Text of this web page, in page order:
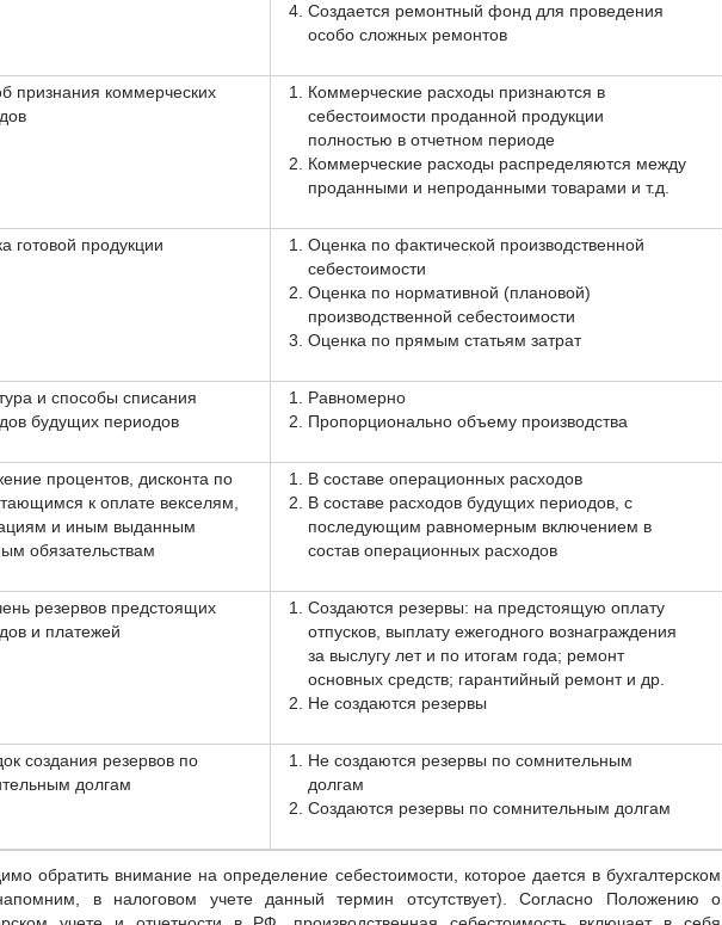
Создается ремонтный фонд для проведения
особо сложных ремонтов
признания коммерческих
Коммерческие расходы признаются в
себестоимости проданной продукции
полностью в отчетном периоде
Коммерческие расходы распределяются между
проданными и непроданными товарами и т.д.
готовой продукции
Оценка по фактической производственной
себестоимости
Оценка по нормативной (плановой)
производственной себестоимости
Оценка по прямым статьям затрат
и способы списания
будущих периодов
Равномерно
Пропорционально объему производства
процентов, дисконта по
к оплате векселям,
и иным выданным
обязательствам
В составе операционных расходов
В составе расходов будущих периодов, с
последующим равномерным включением в
состав операционных расходов
резервов предстоящих
и платежей
Создаются резервы: на предстоящую оплату
отпусков, выплату ежегодного вознаграждения
за выслугу лет и по итогам года; ремонт
основных средств; гарантийный ремонт и др.
Не создаются резервы
создания резервов по
долгам
Не создаются резервы по сомнительным
долгам
Создаются резервы по сомнительным долгам
обратить внимание на определение себестоимости, которое дается в бухгалтерском
в налоговом учете данный термин отсутствует). Согласно Положению о